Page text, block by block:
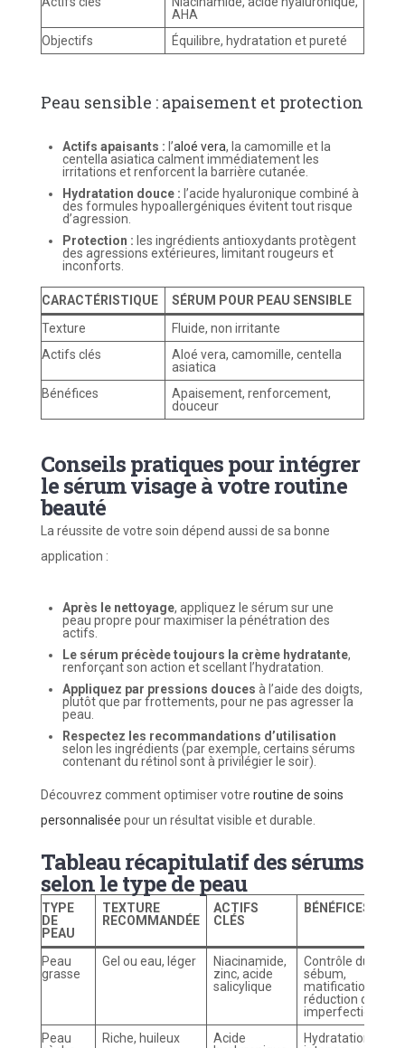
AHA
Objectifs
Équilibre, hydratation et pureté
Peau sensible : apaisement et protection
Actifs apaisants : l’aloé vera, la camomille et la
centella asiatica calment immédiatement les
irritations et renforcent la barrière cutanée.
Hydratation douce : l’acide hyaluronique combiné à
des formules hypoallergéniques évitent tout risque
d’agression.
Protection : les ingrédients antioxydants protègent
des agressions extérieures, limitant rougeurs et
inconforts.
CARACTÉRISTIQUE
SÉRUM POUR PEAU SENSIBLE
Texture
Fluide, non irritante
Actifs clés
Aloé vera, camomille, centella
asiatica
Bénéfices
Apaisement, renforcement,
douceur
Conseils pratiques pour intégrer
le sérum visage à votre routine
beauté
La réussite de votre soin dépend aussi de sa bonne
application :
Après le nettoyage, appliquez le sérum sur une
peau propre pour maximiser la pénétration des
actifs.
Le sérum précède toujours la crème hydratante,
renforçant son action et scellant l’hydratation.
Appliquez par pressions douces à l’aide des doigts,
plutôt que par frottements, pour ne pas agresser la
peau.
Respectez les recommandations d’utilisation
selon les ingrédients (par exemple, certains sérums
contenant du rétinol sont à privilégier le soir).
Découvrez comment optimiser votre routine de soins
personnalisée pour un résultat visible et durable.
Tableau récapitulatif des sérums
selon le type de peau
TYPE
DE
PEAU
TEXTURE
RECOMMANDÉE
ACTIFS
CLÉS
BÉNÉFICES
Peau
grasse
Gel ou eau, léger
Niacinamide,
zinc, acide
salicylique
Contrôle du
sébum,
matification,
réduction des
imperfections
Peau
Riche, huileux
Acide
Hydratation